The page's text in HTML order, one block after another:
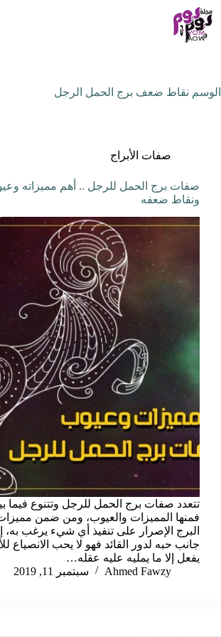
التجاوز
إلى
المحتوى
الوسم نقاط ضعف برج الحمل الرجل
صفات الأبراج
صفات برج الحمل للرجل .. أهم مميزاته
ونقاط ضعفه
تتعدد صفات برج الحمل للرجل وتتنوع فيما
فمنها المميزات والعيوب، ومن ضمن
البرج الإصرار على تنفيذ أي شيء يرغب به،
جانب حبه لدور القائد فهو لا يحب الانصياع
يفعل إلا ما يمليه عليه عقله…
Ahmed Fawzy
سبتمبر 11, 2019